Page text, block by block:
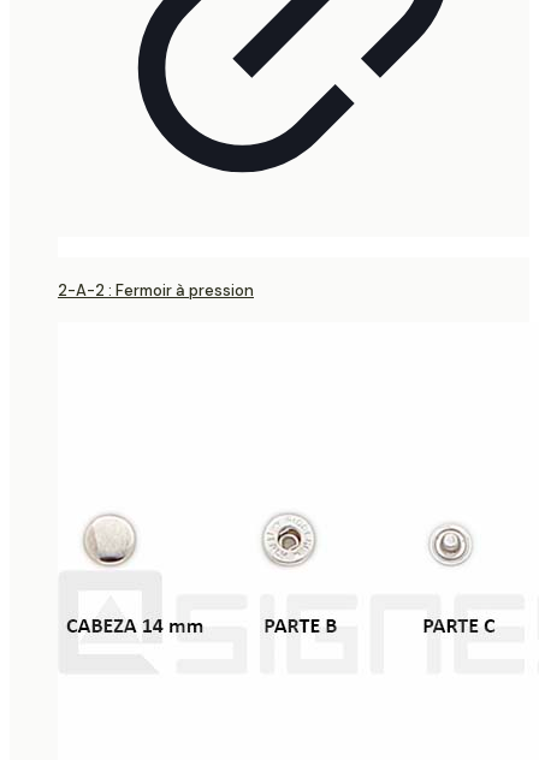
2-A-2 : Fermoir à pression